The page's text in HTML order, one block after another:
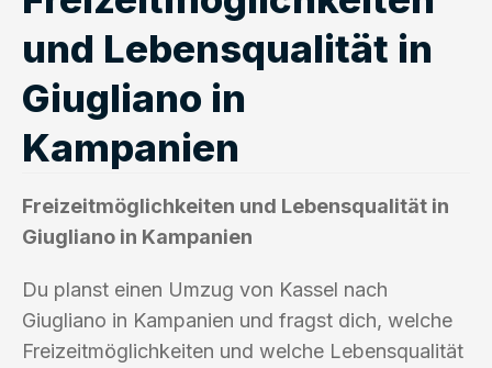
und Lebensqualität in
Giugliano in
Kampanien
Freizeitmöglichkeiten und Lebensqualität in
Giugliano in Kampanien
Du planst einen Umzug von Kassel nach
Giugliano in Kampanien und fragst dich, welche
Freizeitmöglichkeiten und welche Lebensqualität